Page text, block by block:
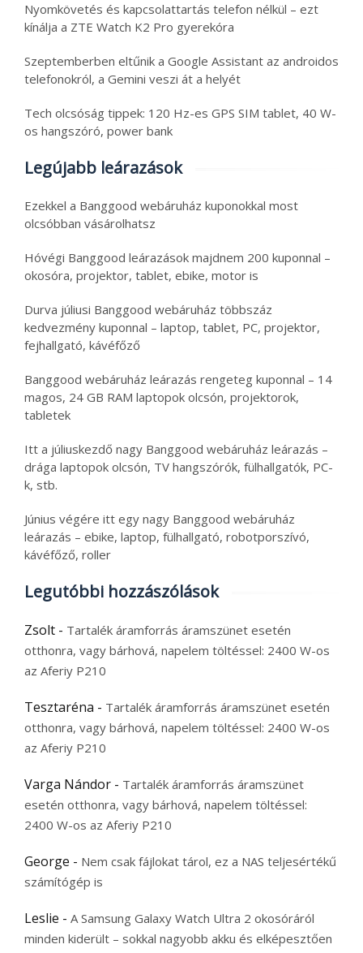
Nyomkövetés és kapcsolattartás telefon nélkül – ezt
kínálja a ZTE Watch K2 Pro gyerekóra
Szeptemberben eltűnik a Google Assistant az androidos
telefonokról, a Gemini veszi át a helyét
Tech olcsóság tippek: 120 Hz-es GPS SIM tablet, 40 W-
os hangszóró, power bank
Legújabb leárazások
Ezekkel a Banggood webáruház kuponokkal most
olcsóbban vásárolhatsz
Hóvégi Banggood leárazások majdnem 200 kuponnal –
okosóra, projektor, tablet, ebike, motor is
Durva júliusi Banggood webáruház többszáz
kedvezmény kuponnal – laptop, tablet, PC, projektor,
fejhallgató, kávéfőző
Banggood webáruház leárazás rengeteg kuponnal – 14
magos, 24 GB RAM laptopok olcsón, projektorok,
tabletek
Itt a júliuskezdő nagy Banggood webáruház leárazás –
drága laptopok olcsón, TV hangszórók, fülhallgatók, PC-
k, stb.
Június végére itt egy nagy Banggood webáruház
leárazás – ebike, laptop, fülhallgató, robotporszívó,
kávéfőző, roller
Legutóbbi hozzászólások
Zsolt - Tartalék áramforrás áramszünet esetén
otthonra, vagy bárhová, napelem töltéssel: 2400 W-os
az Aferiy P210
Tesztaréna - Tartalék áramforrás áramszünet esetén
otthonra, vagy bárhová, napelem töltéssel: 2400 W-os
az Aferiy P210
Varga Nándor - Tartalék áramforrás áramszünet
esetén otthonra, vagy bárhová, napelem töltéssel:
2400 W-os az Aferiy P210
George - Nem csak fájlokat tárol, ez a NAS teljesértékű
számítógép is
Leslie - A Samsung Galaxy Watch Ultra 2 okosóráról
minden kiderült – sokkal nagyobb akku és elképesztően